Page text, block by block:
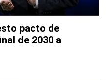
pacto de
de 2030 a